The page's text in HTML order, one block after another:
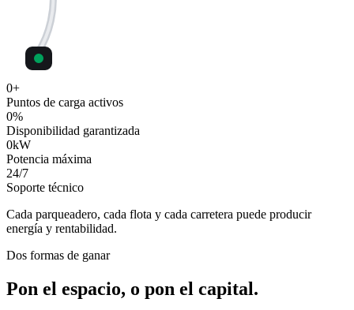
0+
Puntos de carga activos
0%
Disponibilidad garantizada
0kW
Potencia máxima
24/7
Soporte técnico
Cada parqueadero, cada flota y cada carretera puede producir
energía y rentabilidad.
Dos formas de ganar
Pon el espacio, o pon el capital.